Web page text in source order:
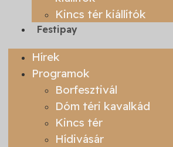
Kincs tér kiállítók
Festipay
Hírek
Programok
Borfesztivál
Dóm téri kavalkád
Kincs tér
Hídivásár